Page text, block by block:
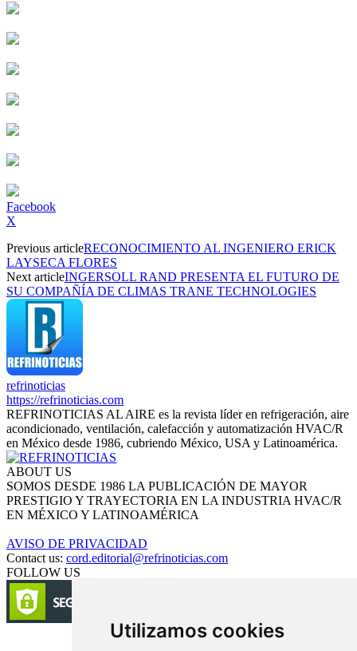
Utilizamos cookies
Facebook
X
Previous articleRECONOCIMIENTO AL INGENIERO ERICK
LAYSECA FLORES
Next articleINGERSOLL RAND PRESENTA EL FUTURO DE
SU COMPAÑÍA DE CLIMAS TRANE TECHNOLOGIES
refrinoticias
https://refrinoticias.com
REFRINOTICIAS AL AIRE es la revista líder en refrigeración, aire
acondicionado, ventilación, calefacción y automatización HVAC/R
en México desde 1986, cubriendo México, USA y Latinoamérica.
ABOUT US
SOMOS DESDE 1986 LA PUBLICACIÓN DE MAYOR
PRESTIGIO Y TRAYECTORIA EN LA INDUSTRIA HVAC/R
EN MÉXICO Y LATINOAMÉRICA
AVISO DE PRIVACIDAD
Contact us: cord.editorial@refrinoticias.com
FOLLOW US